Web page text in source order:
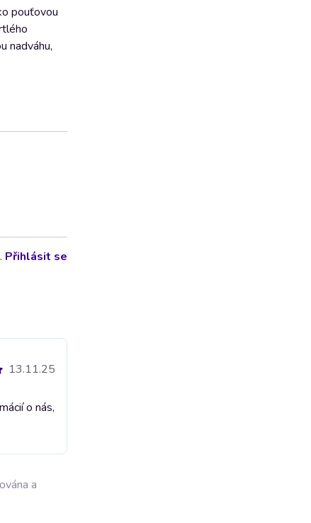
pouťovou
nadváhu,
Přihlásit se
13.11.25
o nás,
a